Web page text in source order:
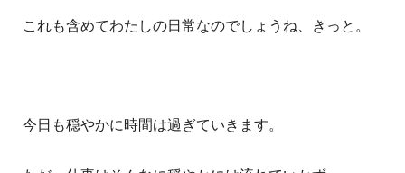
これも含めてわたしの日常なのでしょうね、きっと。
今日も穏やかに時間は過ぎていきます。